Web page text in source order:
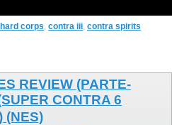
corps contra iii contra spirits
REVIEW (PARTE-
CONTRA 6
(NES)